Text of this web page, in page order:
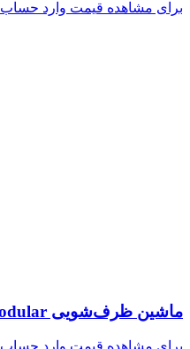
برای مشاهده قیمت وارد حساب
ماشین ظرف‌شویی Modular مدل DWD 59 DT